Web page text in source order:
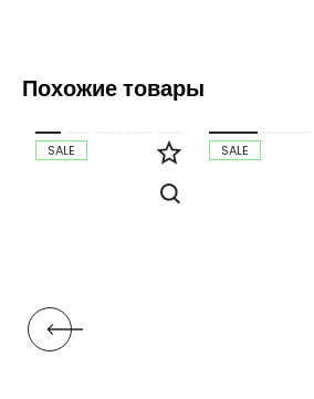
Похожие товары
SALE SALE